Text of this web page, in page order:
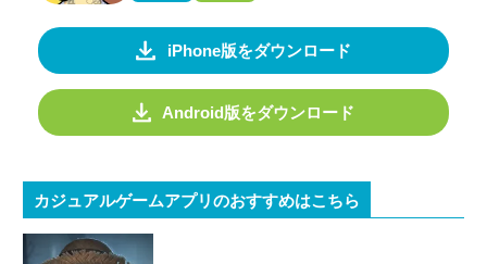
iPhone版をダウンロード
Android版をダウンロード
カジュアルゲームアプリのおすすめはこちら